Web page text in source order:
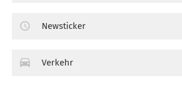
Newsticker
Verkehr